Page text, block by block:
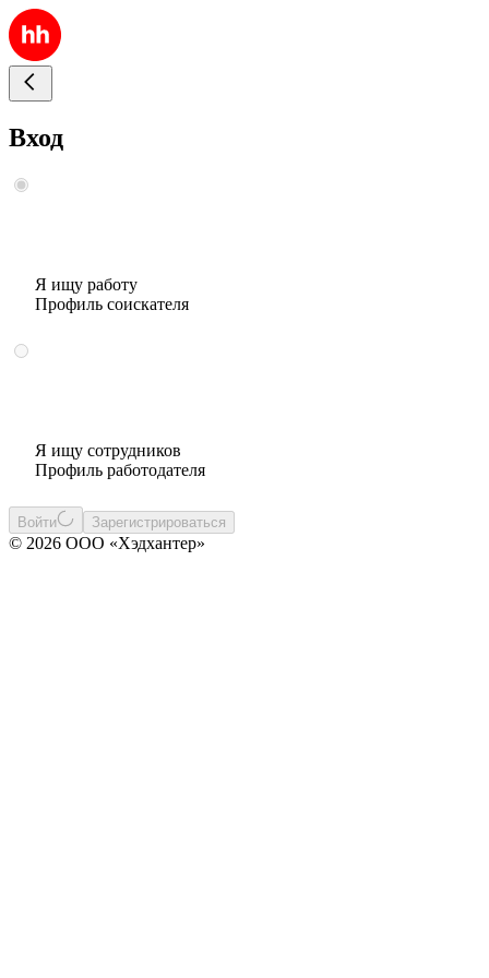
Вход
Я ищу работу
Профиль соискателя
Я ищу сотрудников
Профиль работодателя
Войти Зарегистрироваться
© 2026 ООО «Хэдхантер»